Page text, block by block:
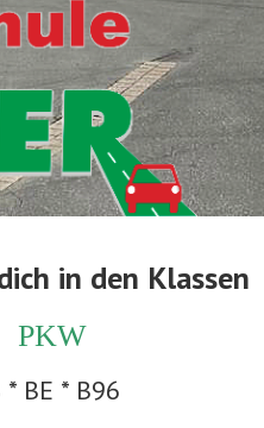
in den Klassen
PKW
* BE * B96